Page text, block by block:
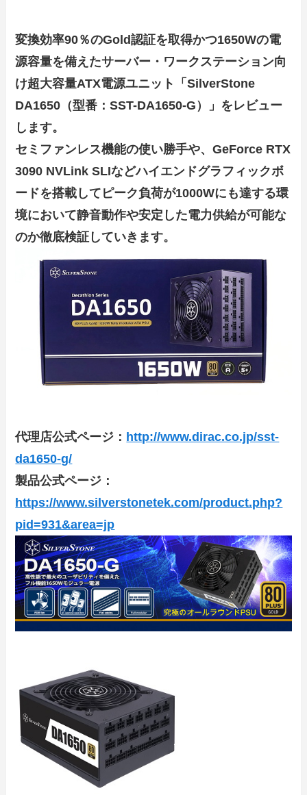
変換効率90％のGold認証を取得かつ1650Wの電
源容量を備えたサーバー・ワークステーション向
け超大容量ATX電源ユニット「SilverStone
DA1650（型番：SST-DA1650-G）」をレビュー
します。
セミファンレス機能の使い勝手や、GeForce RTX
3090 NVLink SLIなどハイエンドグラフィックボ
ードを搭載してピーク負荷が1000Wにも達する環
境において静音動作や安定した電力供給が可能な
のか徹底検証していきます。
代理店公式ページ： http://www.dirac.co.jp/sst-
da1650-g/
製品公式ページ：
https://www.silverstonetek.com/product.php?
pid=931&area=jp